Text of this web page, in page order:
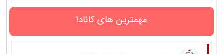
مهمترین های کانادا